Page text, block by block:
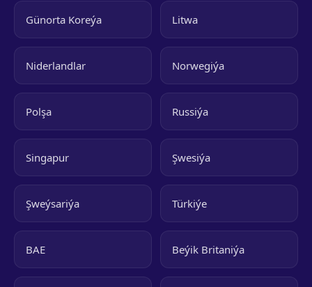
Günorta Koreýa Litwa
Niderlandlar Norwegiýa
Polşa Russiýa
Singapur Şwesiýa
Şweýsariýa Türkiýe
BAE Beýik Britaniýa